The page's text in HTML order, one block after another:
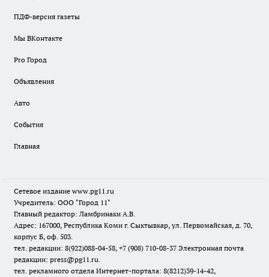
ПДФ-версия газеты
Мы ВКонтакте
Pro Город
Объявления
Авто
События
Главная
Сетевое издание www.pg11.ru
Учредитель: ООО "Город 11"
Главный редактор: Ламбринаки А.В.
Адрес: 167000, Республика Коми г. Сыктывкар, ул. Первомайская, д. 70,
корпус Б, оф. 503.
тел. редакции: 8(922)088-04-58, +7 (908) 710-08-37 Электронная почта
редакции: press@pg11.ru.
тел. рекламного отдела Интернет-портала: 8(8212)39-14-42,